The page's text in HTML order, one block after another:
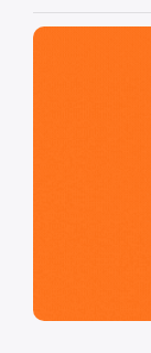
São Paulo,